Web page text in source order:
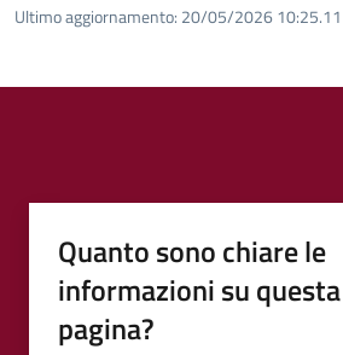
Ultimo aggiornamento: 20/05/2026 10:25.11
Quanto sono chiare le
informazioni su questa
pagina?